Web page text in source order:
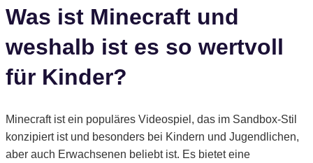
Was ist Minecraft und
weshalb ist es so wertvoll
für Kinder?
Minecraft ist ein populäres Videospiel, das im Sandbox-Stil
konzipiert ist und besonders bei Kindern und Jugendlichen,
aber auch Erwachsenen beliebt ist. Es bietet eine